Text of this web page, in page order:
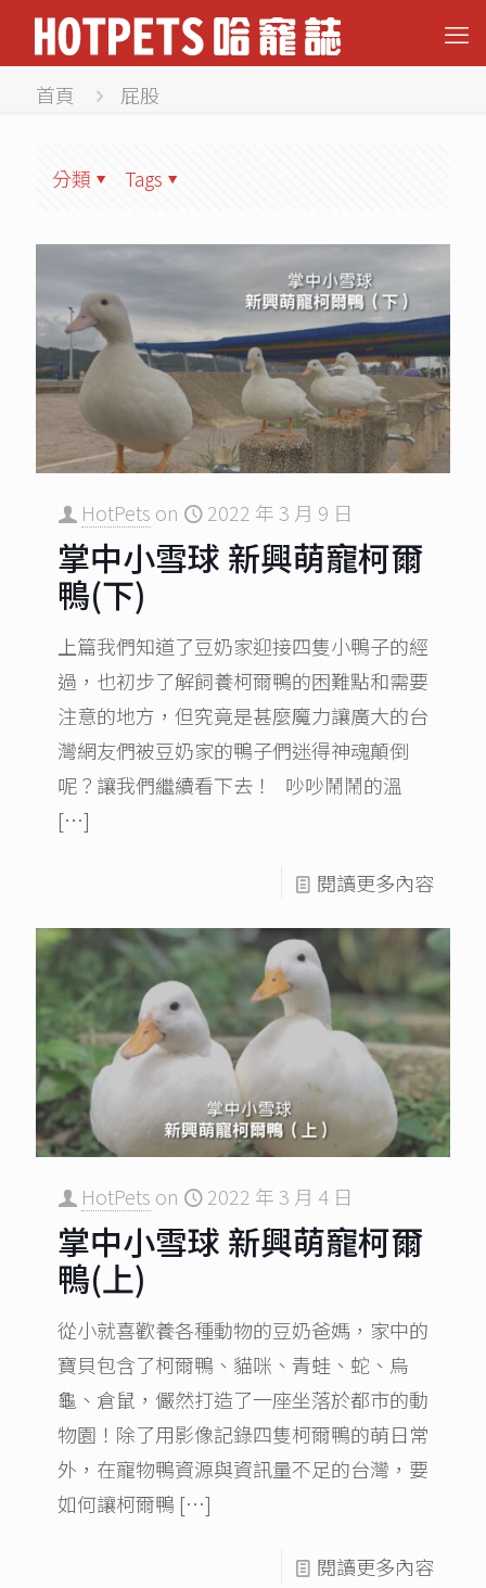
首頁 屁股
分類 Tags
HotPets on 2022 年 3 月 9 日
掌中小雪球 新興萌寵柯爾
鴨(下)
上篇我們知道了豆奶家迎接四隻小鴨子的經
過，也初步了解飼養柯爾鴨的困難點和需要
注意的地方，但究竟是甚麼魔力讓廣大的台
灣網友們被豆奶家的鴨子們迷得神魂顛倒
呢？讓我們繼續看下去！ 吵吵鬧鬧的溫
[…]
閱讀更多內容
HotPets on 2022 年 3 月 4 日
掌中小雪球 新興萌寵柯爾
鴨(上)
從小就喜歡養各種動物的豆奶爸媽，家中的
寶貝包含了柯爾鴨、貓咪、青蛙、蛇、烏
龜、倉鼠，儼然打造了一座坐落於都市的動
物園！除了用影像記錄四隻柯爾鴨的萌日常
外，在寵物鴨資源與資訊量不足的台灣，要
如何讓柯爾鴨 […]
閱讀更多內容